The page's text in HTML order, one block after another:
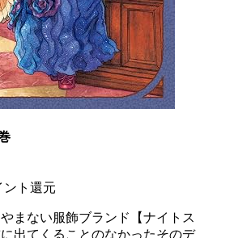
ント還元
まない服飾ブランド【ナイトス
出てくることのなかったそのデ